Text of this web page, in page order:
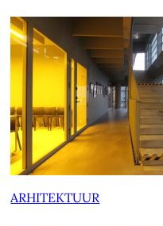
ARHITEKTUUR